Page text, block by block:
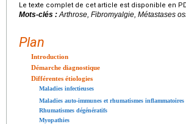
Le texte complet de cet article est disponible en
Mots-clés : Arthrose, Fibromyalgie, Métastases
Plan
Introduction
Démarche diagnostique
Différentes étiologies
Maladies infectieuses
Maladies auto-immunes et rhumatismes inflammatoires
Rhumatismes dégénératifs
Myopathies